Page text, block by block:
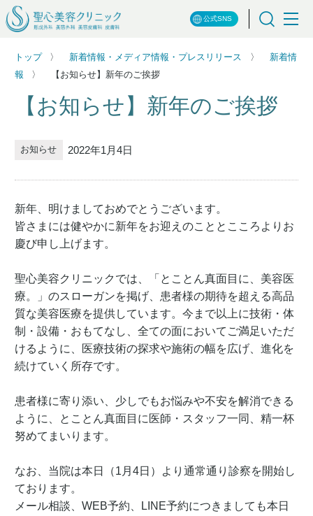
公式SNS
トップ 新着情報・メディア情報・プレスリリース
新着情
報
【お知らせ】新年のご挨拶
【お知らせ】新年のご挨拶
お知らせ 2022年1月4日
新年、明けましておめでとうございます。
皆さまには健やかに新年をお迎えのこととこころよりお
慶び申し上げます。
聖心美容クリニックでは、「とことん真面目に、美容医
療。」のスローガンを掲げ、患者様の期待を超える高品
質な美容医療を提供しています。今まで以上に技術・体
制・設備・おもてなし、全ての面においてご満足いただ
けるように、医療技術の探求や施術の幅を広げ、進化を
続けていく所存です。
患者様に寄り添い、少しでもお悩みや不安を解消できる
ように、とことん真面目に医師・スタッフ一同、精一杯
努めてまいります。
なお、当院は本日（1月4日）より通常通り診察を開始し
ております。
メール相談、WEB予約、LINE予約につきましても本日